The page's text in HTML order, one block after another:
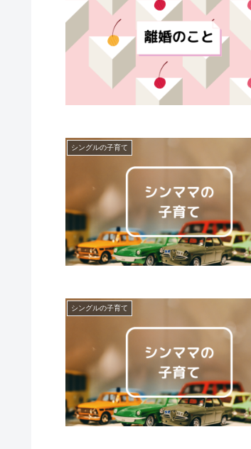
シングルの子育て
シングルの子育て